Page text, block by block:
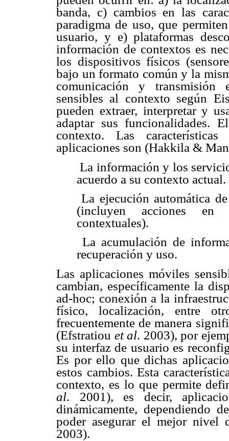
banda, c) cambios en las
paradigma de uso, que
usuario, y e) plataformas
información de contextos es
los dispositivos físicos
bajo un formato común y la
comunicación y transmisión
sensibles al contexto según
pueden extraer, interpretar y
adaptar sus funcionalidades.
contexto. Las
aplicaciones son (Hakkila &
 La información y los
acuerdo a su contexto actual.
 La ejecución automática
(incluyen acciones en
contextuales).
 La acumulación de
recuperación y uso.
Las aplicaciones móviles
cambian, específicamente la
ad-hoc; conexión a la
físico, localización, entre
frecuentemente de manera
(Efstratiou et al. 2003), por
su interfaz de usuario es
Es por ello que dichas
estos cambios. Esta
contexto, es lo que permite
al. 2001), es decir,
dinámicamente, dependiendo
poder asegurar el mejor nivel
2003).